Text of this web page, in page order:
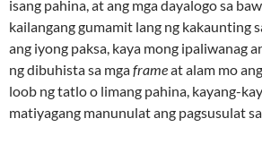
isang pahina, at ang mga dayalogo sa
kailangang gumamit lang ng kakaunting
ang iyong paksa, kaya mong ipaliwanag
ng dibuhista sa mgaframeat alam mo
loob ng tatlo o limang pahina, kayang-
matiyagang manunulat ang pagsusulat